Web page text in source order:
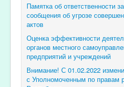
Памятка об ответственности
сообщения об угрозе
актов
Оценка эффективности
органов местного
предприятий и учреждений
Внимание! С 01.02.2022
с Уполномоченным по правам